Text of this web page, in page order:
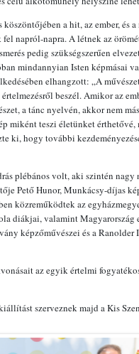
a hit, az ember, és
napról-napra. A létnek az
pedig szükségszerűen
mindannyian Isten képmásai
elhangzott: „A
beszél. Amikor az
a tánc nyelvén, akkor nem
miként teszi életünket
ki, hogy további
plébános volt, aki szintén
Pető Hunor, Munkácsy-díjas
közreműködtek az
diákjai, valamint Magyarország
képzőművészei és a
az egyik értelmi
szerveznek majd a Kis